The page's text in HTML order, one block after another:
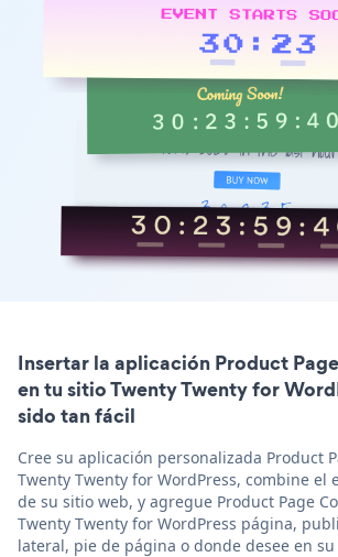
Insertar la aplicación Product
en tu sitio Twenty Twenty for
sido tan fácil
Cree su aplicación personalizada Product
Twenty Twenty for WordPress, combine el
de su sitio web, y agregue Product Page
Twenty Twenty for WordPress página,
lateral, pie de página o donde desee en